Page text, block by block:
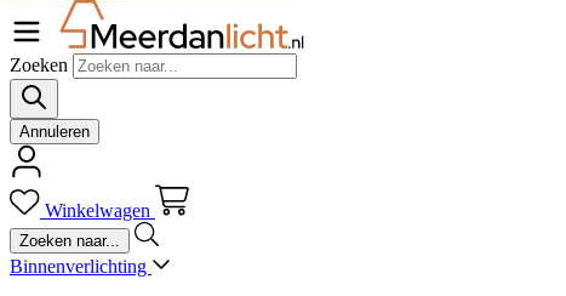
Zoeken
Annuleren
Winkelwagen
Binnenverlichting